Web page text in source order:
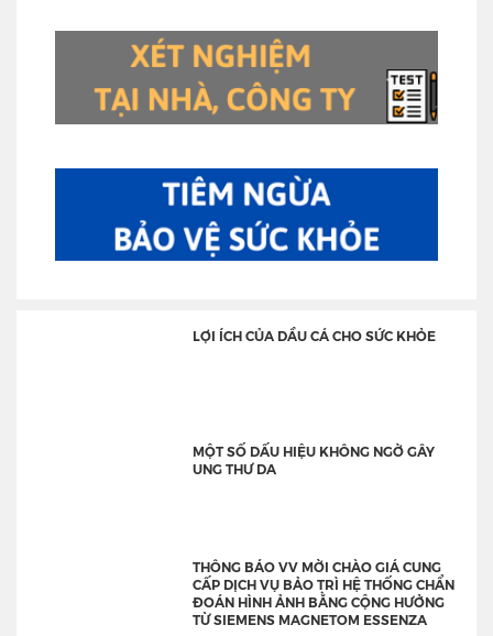
LỢI ÍCH CỦA DẦU CÁ CHO SỨC KHỎE
MỘT SỐ DẤU HIỆU KHÔNG NGỜ GÂY
UNG THƯ DA
THÔNG BÁO VV MỜI CHÀO GIÁ CUNG
CẤP DỊCH VỤ BẢO TRÌ HỆ THỐNG CHẨN
ĐOÁN HÌNH ẢNH BẰNG CỘNG HƯỞNG
TỪ SIEMENS MAGNETOM ESSENZA